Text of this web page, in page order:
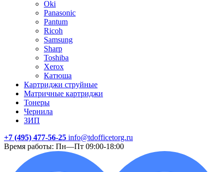
Oki
Panasonic
Pantum
Ricoh
Samsung
Sharp
Toshiba
Xerox
Катюша
Картриджи струйные
Матричные картриджи
Тонеры
Чернила
ЗИП
+7 (495) 477-56-25 info@tdofficetorg.ru
Время работы: Пн—Пт 09:00-18:00